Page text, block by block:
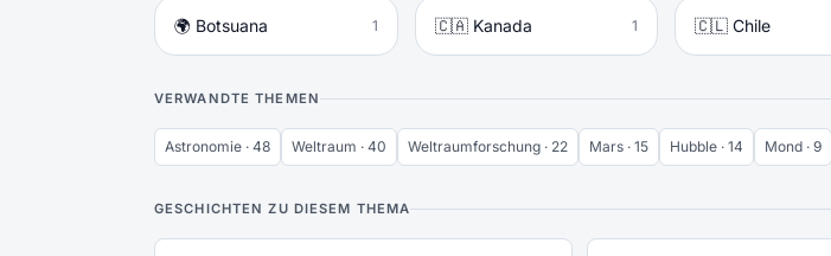
🌍 Botsuana 1 🇨🇦 Kanada 1 🇨🇱 Chile
VERWANDTE THEMEN
Astronomie · 48 Weltraum · 40 Weltraumforschung · 22 Mars · 15 Hubble · 14 Mond · 9
GESCHICHTEN ZU DIESEM THEMA